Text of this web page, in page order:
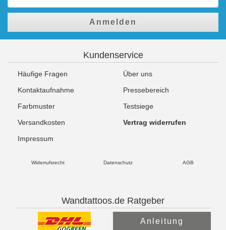
Anmelden
Kundenservice
Häufige Fragen
Über uns
Kontaktaufnahme
Pressebereich
Farbmuster
Testsiege
Versandkosten
Vertrag widerrufen
Impressum
Widerrufsrecht Datenschutz AGB
Wandtattoos.de Ratgeber
Anleitung